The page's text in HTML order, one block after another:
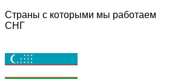
Страны с которыми мы работаем
СНГ